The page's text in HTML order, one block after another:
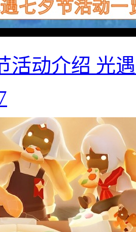
活动介绍 光